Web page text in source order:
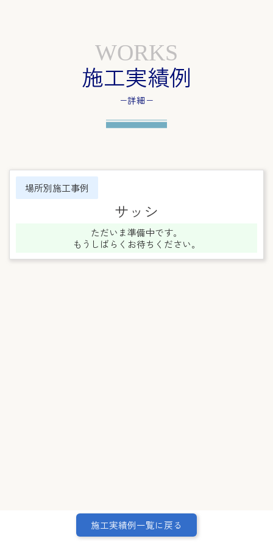
施工実績例一覧に戻る
WORKS
施工実績例
−詳細−
場所別施工事例
サッシ
ただいま準備中です。
もうしばらくお待ちください。